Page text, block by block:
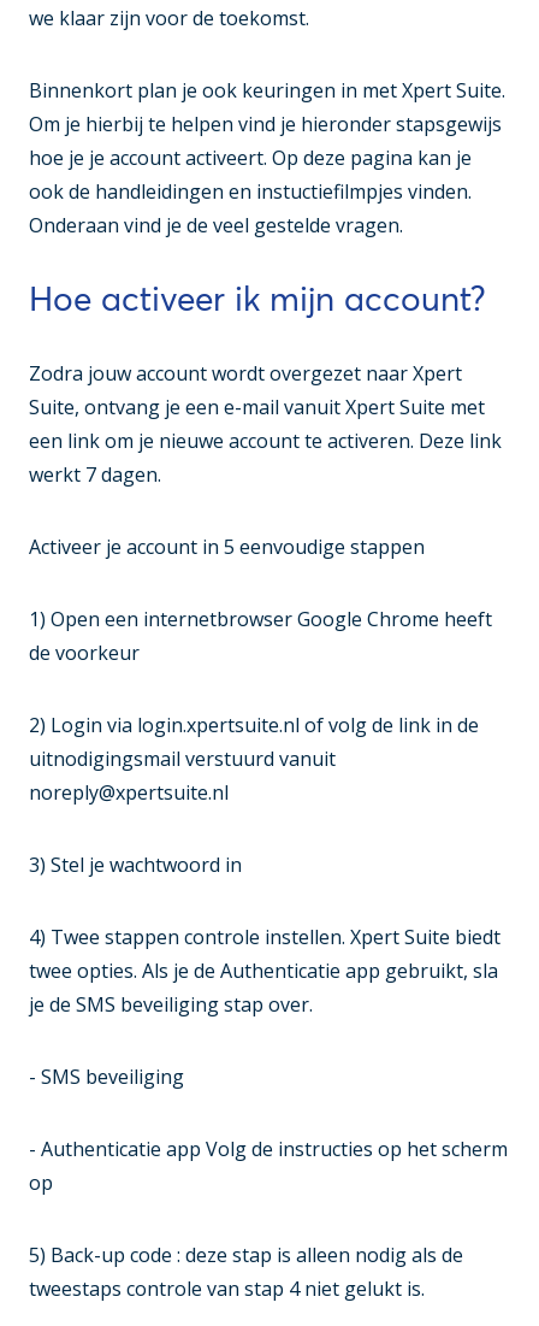
we klaar zijn voor de toekomst.
Binnenkort plan je ook keuringen in met Xpert Suite.
Om je hierbij te helpen vind je hieronder stapsgewijs
hoe je je account activeert. Op deze pagina kan je
ook de handleidingen en instuctiefilmpjes vinden.
Onderaan vind je de veel gestelde vragen.
Hoe activeer ik mijn account?
Zodra jouw account wordt overgezet naar Xpert
Suite, ontvang je een e-mail vanuit Xpert Suite met
een link om je nieuwe account te activeren. Deze link
werkt 7 dagen.
Activeer je account in 5 eenvoudige stappen
1) Open een internetbrowser Google Chrome heeft
de voorkeur
2) Login via login.xpertsuite.nl of volg de link in de
uitnodigingsmail verstuurd vanuit
noreply@xpertsuite.nl
3) Stel je wachtwoord in
4) Twee stappen controle instellen. Xpert Suite biedt
twee opties. Als je de Authenticatie app gebruikt, sla
je de SMS beveiliging stap over.
- SMS beveiliging
- Authenticatie app Volg de instructies op het scherm
op
5) Back-up code : deze stap is alleen nodig als de
tweestaps controle van stap 4 niet gelukt is.